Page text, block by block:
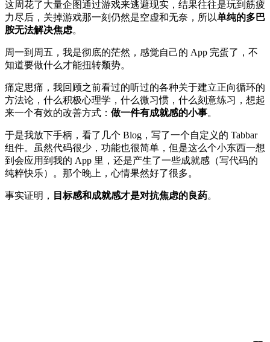
这周花了大量企图通过游戏来逃避现实，结果往往是玩到筋疲
力尽后，关掉游戏那一刻仍然是空虚和无奈，所以单纯的多巴
胺无法解决焦虑。
周一到周五，我是彻底的茫然，感觉自己的 App 完蛋了，不
知道要做什么才能扭转颓势。
痛定思痛，我回顾之前看过的听过的各种关于建立正向循环的
方法论，什么积极心理学，什么微习惯，什么刻意练习，想起
来一个有效的改善方式： 做一件有成就感的小事。
于是我放下手柄，看了几个 Blog，写了一个自定义的 Tabbar
组件。虽然代码很少，功能也很简单，但是这么个小东西一想
到会应用到我的 App 里，还是产生了一些成就感（写代码的
纯粹快乐）。那个晚上，心情果然好了很多。
事实证明， 目标感和成就感才是对抗焦虑的良药。